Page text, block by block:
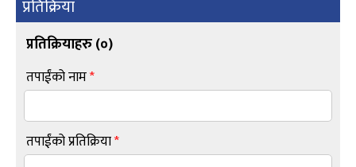
प्रतिक्रिया
प्रतिक्रियाहरु (०)
तपाईंको नाम*
तपाईंको प्रतिक्रिया*